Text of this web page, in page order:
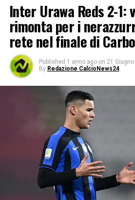
Inter Urawa Reds 2-
rimonta per i
rete nel finale di
Published 1 anno ago on 21
By Redazione CalcioNews24